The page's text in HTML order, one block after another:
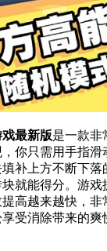
最新版是一款非
你只需用手指
补上方不断下落
就能得分。游
高越来越快，非
受消除带来的